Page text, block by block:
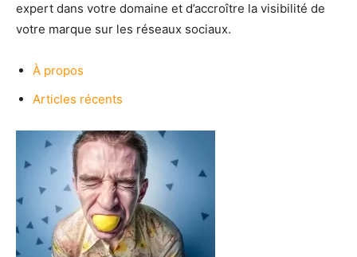
expert dans votre domaine et d’accroître la visibilité de
votre marque sur les réseaux sociaux.
À propos
Articles récents